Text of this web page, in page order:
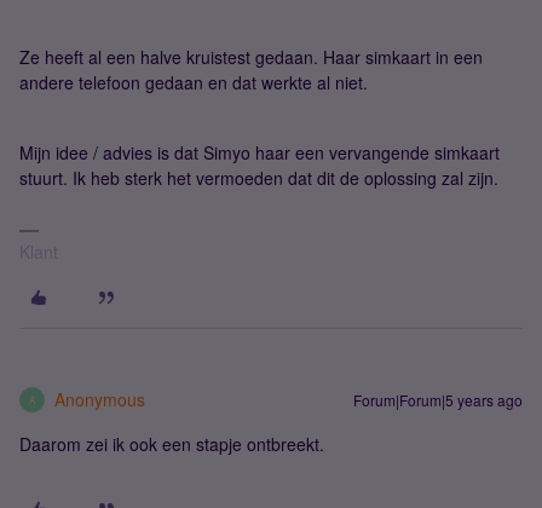
Ze heeft al een halve kruistest gedaan. Haar simkaart in een
andere telefoon gedaan en dat werkte al niet.
Mijn idee / advies is dat Simyo haar een vervangende simkaart
stuurt. Ik heb sterk het vermoeden dat dit de oplossing zal zijn.
Klant
A Anonymous Forum|Forum|5 years ago
Daarom zei ik ook een stapje ontbreekt.